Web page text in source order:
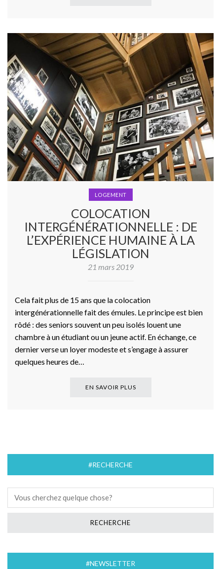
LOGEMENT
COLOCATION
INTERGÉNÉRATIONNELLE : DE
L’EXPÉRIENCE HUMAINE À LA
LÉGISLATION
21 mars 2019
Cela fait plus de 15 ans que la colocation
intergénérationnelle fait des émules. Le principe est bien
rôdé : des seniors souvent un peu isolés louent une
chambre à un étudiant ou un jeune actif. En échange, ce
dernier verse un loyer modeste et s’engage à assurer
quelques heures de…
EN SAVOIR PLUS
#RECHERCHE
#NEWSLETTER